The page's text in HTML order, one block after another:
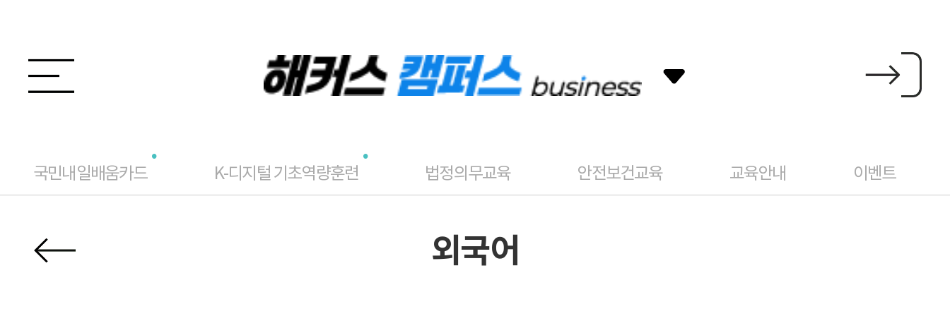
국민내일배움카드 K-디지털 기초역량훈련 법정의무교육 안전보건교육 교육안내 이벤트
외국어